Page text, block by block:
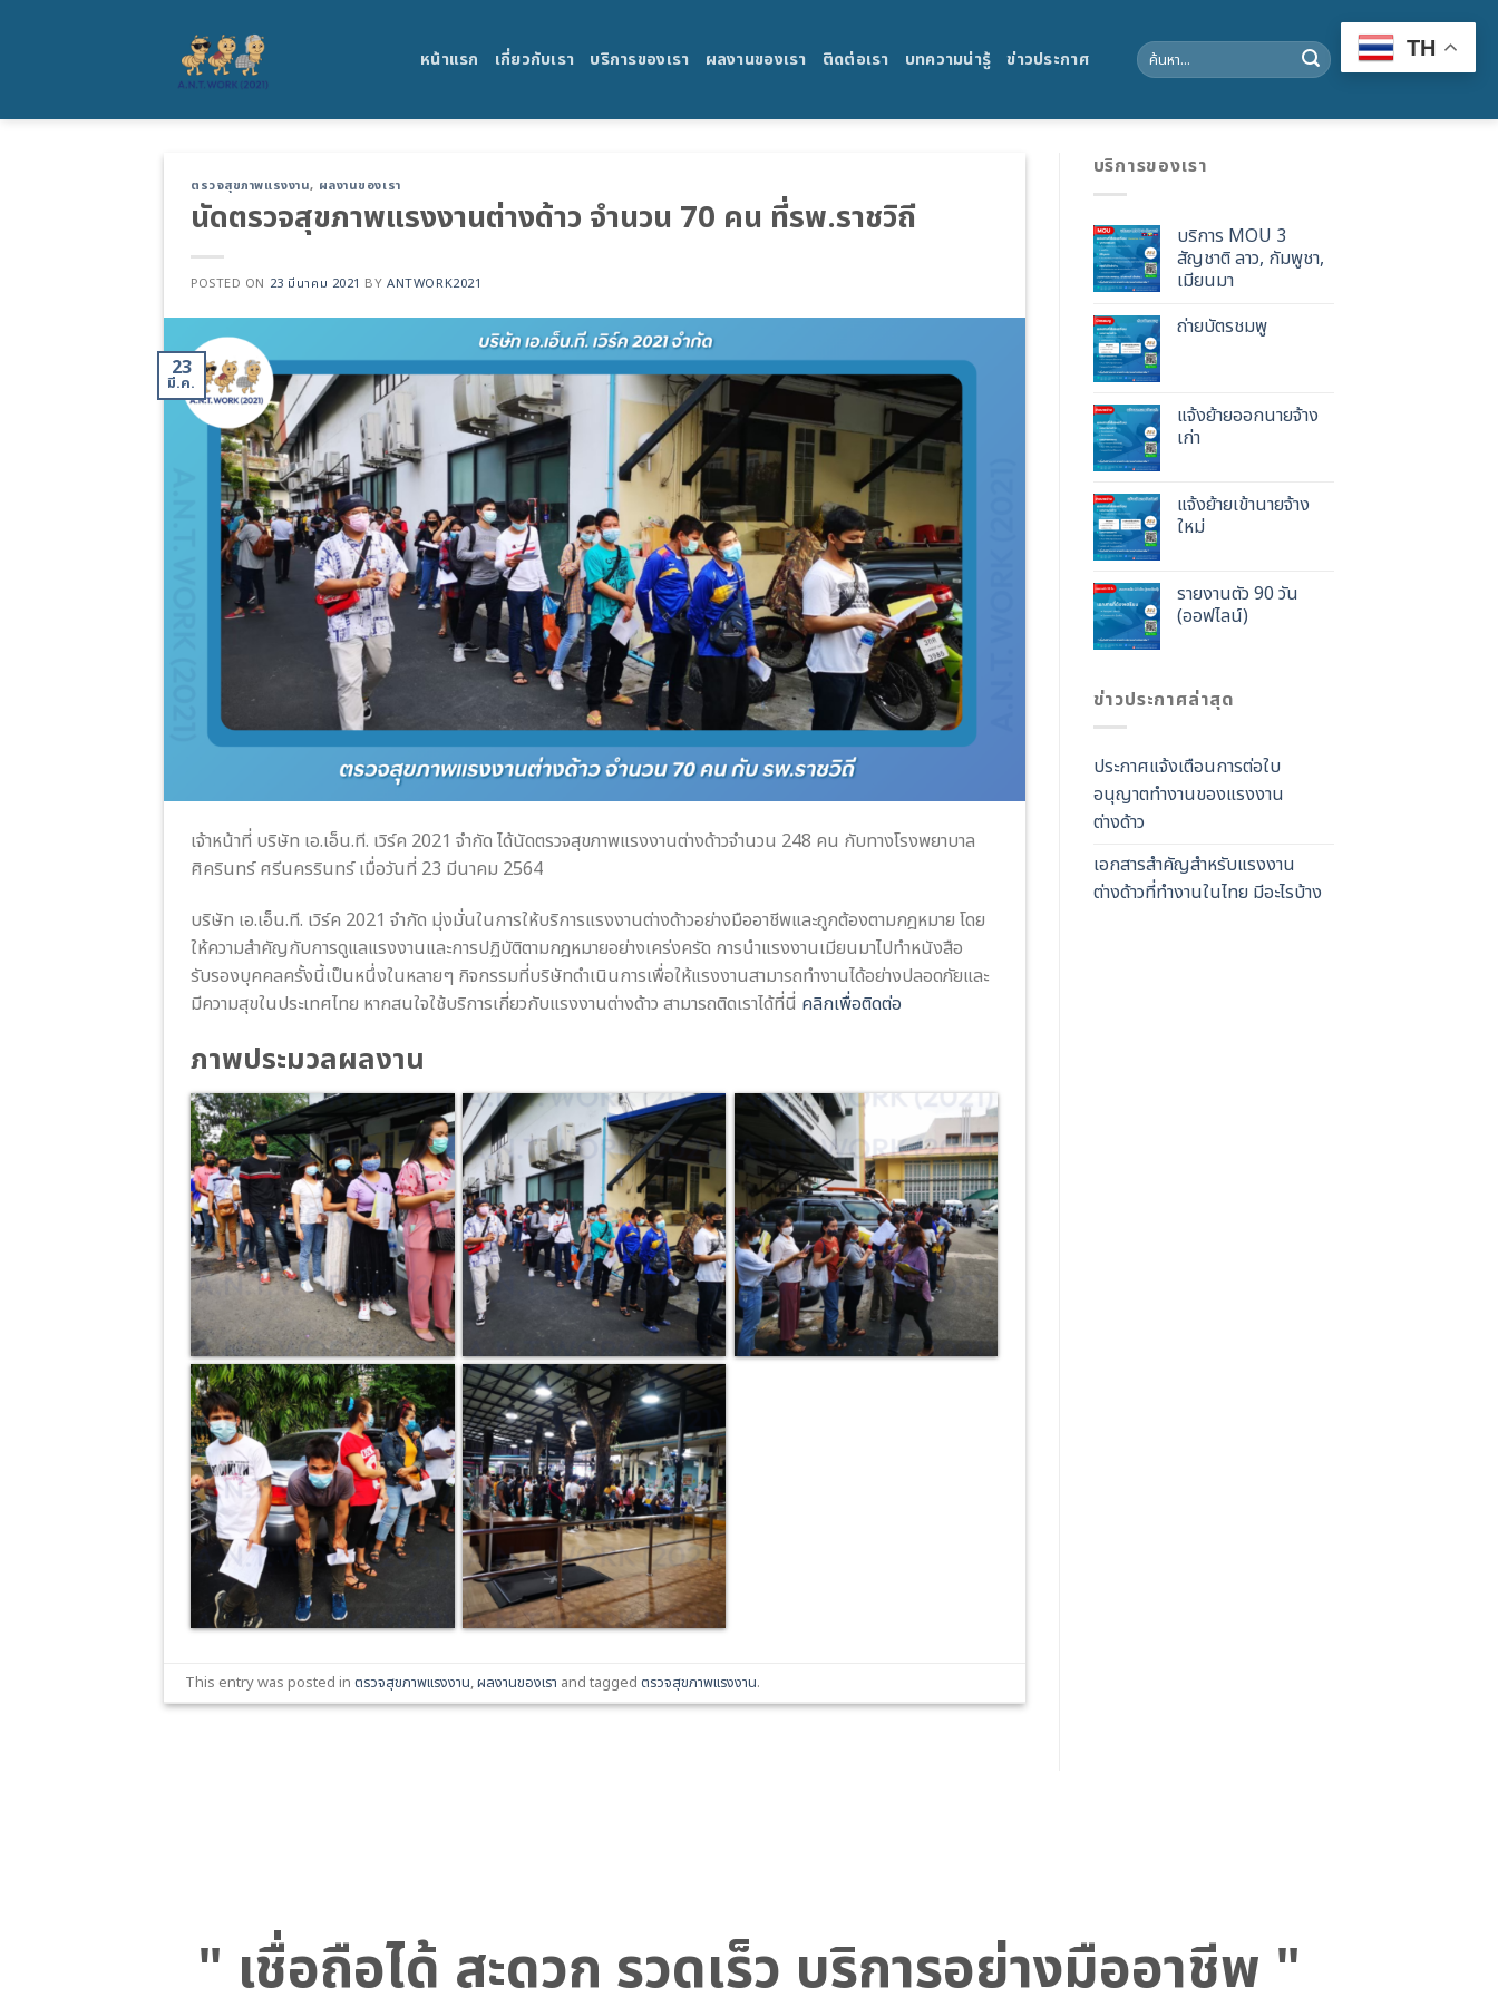
หน้าแรก เกี่ยวกับเรา บริการของเรา ผลงานของเรา ติดต่อเรา บทความน่ารู้ ข่าวประกาศ
Search
for:
ตรวจสุขภาพแรงงาน, ผลงานของเรา
นัดตรวจสุขภาพแรงงานต่างด้าว จำนวน 70 คน ที่รพ.ราชวิถี
POSTED ON 23 มีนาคม 2021 BYANTWORK2021
23
มี.ค.
เจ้าหน้าที่ บริษัท เอ.เอ็น.ที. เวิร์ค 2021 จำกัด ได้นัดตรวจสุขภาพแรงงานต่างด้าวจำนวน 248 คน กับทางโรงพยาบาล
ศิครินทร์ ศรีนครรินทร์ เมื่อวันที่ 23 มีนาคม 2564
บริษัท เอ.เอ็น.ที. เวิร์ค 2021 จำกัด มุ่งมั่นในการให้บริการแรงงานต่างด้าวอย่างมืออาชีพและถูกต้องตามกฎหมาย โดย
ให้ความสำคัญกับการดูแลแรงงานและการปฏิบัติตามกฎหมายอย่างเคร่งครัด การนำแรงงานเมียนมาไปทำหนังสือ
รับรองบุคคลครั้งนี้เป็นหนึ่งในหลายๆ กิจกรรมที่บริษัทดำเนินการเพื่อให้แรงงานสามารถทำงานได้อย่างปลอดภัยและ
มีความสุขในประเทศไทย หากสนใจใช้บริการเกี่ยวกับแรงงานต่างด้าว สามารถติดเราได้ที่นี่ คลิกเพื่อติดต่อ
ภาพประมวลผลงาน
This entry was posted inตรวจสุขภาพแรงงาน,ผลงานของเรา and taggedตรวจสุขภาพแรงงาน.
บริการของเรา
บริการ MOU 3
สัญชาติ ลาว, กัมพูชา,
เมียนมา
ถ่ายบัตรชมพู
แจ้งย้ายออกนายจ้าง
เก่า
แจ้งย้ายเข้านายจ้าง
ใหม่
รายงานตัว 90 วัน
(ออฟไลน์)
ข่าวประกาศล่าสุด
ประกาศแจ้งเตือนการต่อใบ
อนุญาตทำงานของแรงงาน
ต่างด้าว
เอกสารสำคัญสำหรับแรงงาน
ต่างด้าวที่ทำงานในไทย มีอะไรบ้าง
" เชื่อถือได้ สะดวก รวดเร็ว บริการอย่างมืออาชีพ "
TH